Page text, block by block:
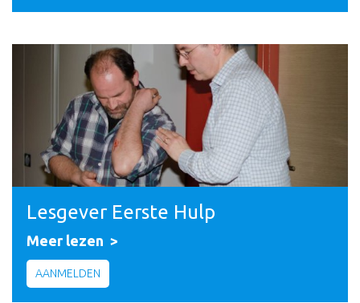
Lesgever Eerste Hulp
Meer lezen
AANMELDEN